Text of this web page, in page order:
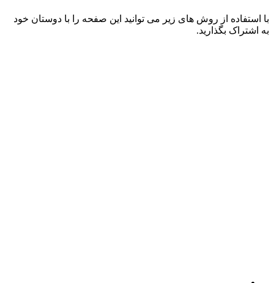
با استفاده از روش های زیر می توانید این صفحه را با دوستان خود
به اشتراک بگذارید.